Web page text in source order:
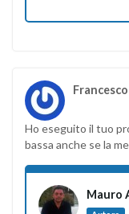
Francesco
Ho eseguito il tuo
bassa anche se la
Mauro